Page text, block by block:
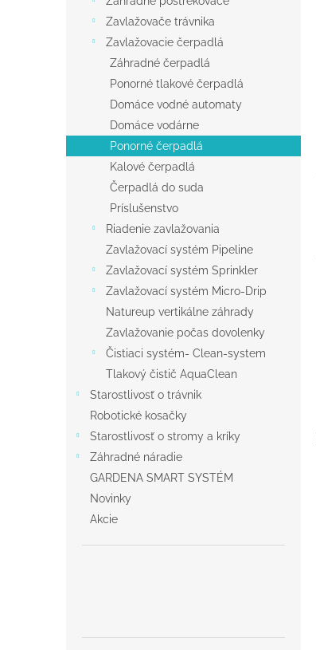
Zavlažovače trávnika
Zavlažovacie čerpadlá
Záhradné čerpadlá
Ponorné tlakové čerpadlá
Domáce vodné automaty
Domáce vodárne
Ponorné čerpadlá
Kalové čerpadlá
Čerpadlá do suda
Príslušenstvo
Riadenie zavlažovania
Zavlažovací systém Pipeline
Zavlažovací systém Sprinkler
Zavlažovací systém Micro-Drip
Natureup vertikálne záhrady
Zavlažovanie počas dovolenky
Čistiaci systém- Clean-system
Tlakový čistič AquaClean
Starostlivosť o trávnik
Robotické kosačky
Starostlivosť o stromy a kríky
Záhradné náradie
GARDENA SMART SYSTÉM
Novinky
Akcie